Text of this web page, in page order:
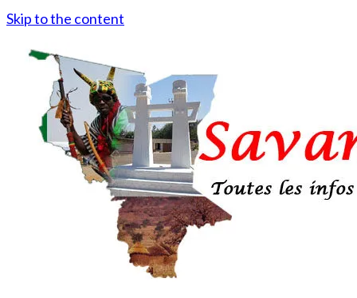
Skip to the content